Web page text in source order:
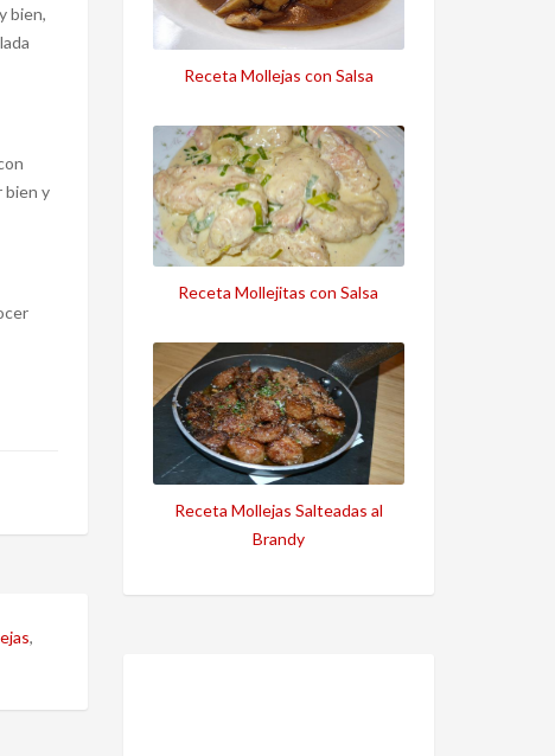
bien,
bien y
,
Receta Mollejas con Salsa
Receta Mollejitas con Salsa
Receta Mollejas Salteadas al
Brandy